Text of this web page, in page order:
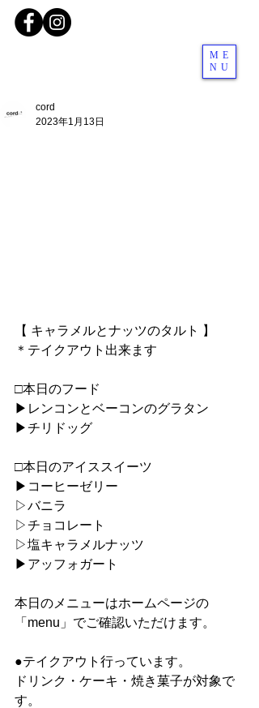
ME
NU
cord
2023年1月13日
【 キャラメルとナッツのタルト 】
＊テイクアウト出来ます
□本日のフード
▶︎レンコンとベーコンのグラタン
▶︎チリドッグ
□本日のアイススイーツ
▶︎コーヒーゼリー
▷バニラ
▷チョコレート
▷塩キャラメルナッツ
▶︎アッフォガート
本日のメニューはホームページの
「menu」でご確認いただけます。
●テイクアウト行っています。
ドリンク・ケーキ・焼き菓子が対象で
す。